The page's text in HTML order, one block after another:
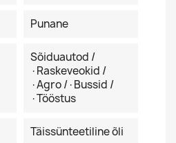
Punane
Sõiduautod /
·Raskeveokid /
·Agro /·Bussid /
·Tööstus
Täissünteetiline õli